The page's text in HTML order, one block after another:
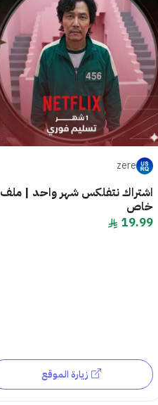
zere
اشتراك نتفلكس شهر واحد | ملف
خاص
19.99
زيارة الموقع